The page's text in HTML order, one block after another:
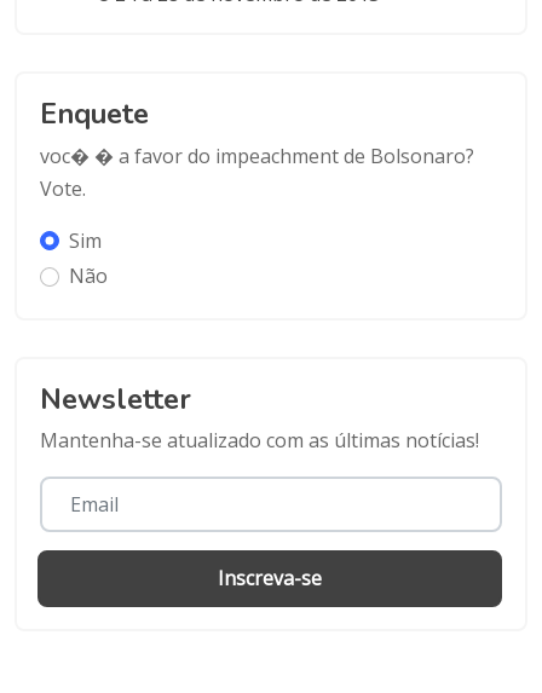
Enquete
voc� � a favor do impeachment de Bolsonaro?
Vote.
Sim
Não
Newsletter
Mantenha-se atualizado com as últimas notícias!
Inscreva-se